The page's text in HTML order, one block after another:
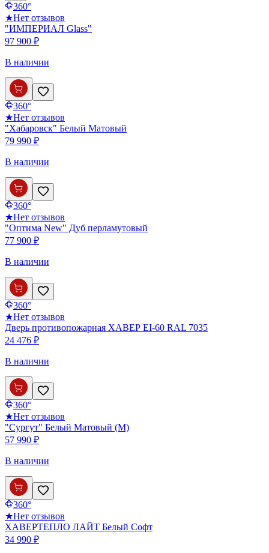
360°
★Нет отзывов
"ИМПЕРИАЛ Glass"
97 900 ₽
В наличии
360°
★Нет отзывов
"Хабаровск" Белый Матовый
79 990 ₽
В наличии
360°
★Нет отзывов
"Оптима New" Дуб перламутовый
77 900 ₽
В наличии
360°
★Нет отзывов
Дверь противопожарная ХАВЕР EI-60 RAL 7035
24 476 ₽
В наличии
360°
★Нет отзывов
"Сургут" Белый Матовый (М)
57 990 ₽
В наличии
360°
★Нет отзывов
ХАВЕРТЕПЛО ЛАЙТ Белый Софт
34 990 ₽